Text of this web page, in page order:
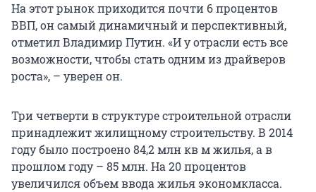
На этот рынок приходится почти 6 процентов
ВВП, он самый динамичный и перспективный,
отметил Владимир Путин. «И у отрасли есть все
возможности, чтобы стать одним из драйверов
роста», – уверен он.
Три четверти в структуре строительной отрасли
принадлежит жилищному строительству. В 2014
году было построено 84,2 млн кв м жилья, а в
прошлом году – 85 млн. На 20 процентов
увеличился объем ввода жилья экономкласса.